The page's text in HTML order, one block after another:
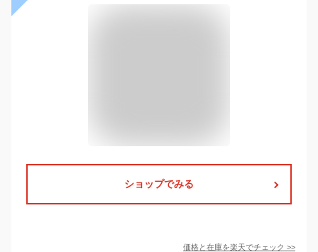
ショップでみる
価格と在庫を楽天でチェック >>